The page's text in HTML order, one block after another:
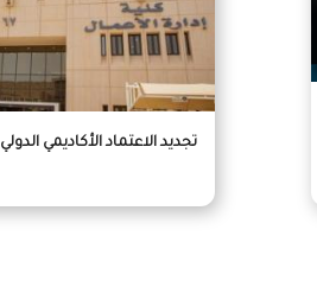
تجديد الاعتماد الأكاديمي الدولي AACSB